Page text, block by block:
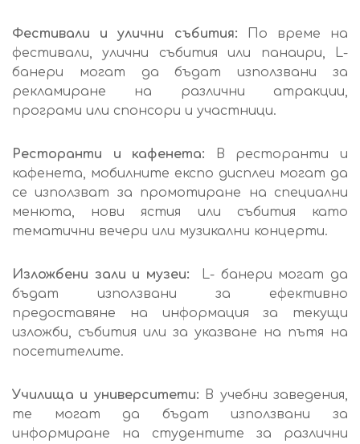
Фестивали и улични събития: По време на
фестивали, улични събития или панаири, L-
банери могат да бъдат използвани за
рекламиране на различни атракции,
програми или спонсори и участници.
Ресторанти и кафенета: В ресторанти и
кафенета, мобилните експо дисплеи могат да
се използват за промотиране на специални
менюта, нови ястия или събития като
тематични вечери или музикални концерти.
Изложбени зали и музеи: L- банери могат да
бъдат използвани за ефективно
предоставяне на информация за текущи
изложби, събития или за указване на пътя на
посетителите.
Училища и университети: В учебни заведения,
те могат да бъдат използвани за
информиране на студентите за различни